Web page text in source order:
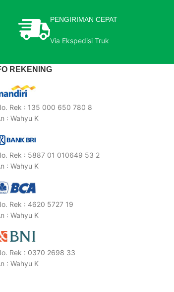
PENGIRIMAN CEPAT
Via Ekspedisi Truk
REKENING
Rek : 135 000 650 780 8
: Wahyu K
Rek : 5887 01 010649 53 2
: Wahyu K
Rek : 4620 5727 19
: Wahyu K
Rek : 0370 2698 33
: Wahyu K